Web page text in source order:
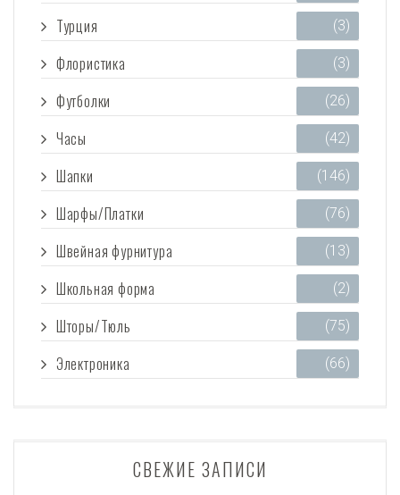
Турция (3)
Флористика (3)
Футболки (26)
Часы (42)
Шапки (146)
Шарфы/Платки (76)
Швейная фурнитура (13)
Школьная форма (2)
Шторы/Тюль (75)
Электроника (66)
СВЕЖИЕ ЗАПИСИ